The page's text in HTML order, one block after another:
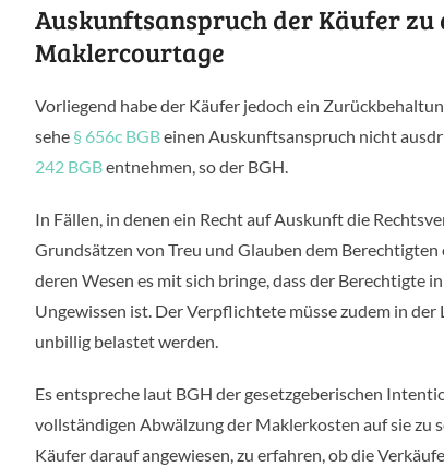
Auskunftsanspruch der Käufer
Maklercourtage
Vorliegend habe der Käufer jedoch ein
sehe § 656c BGBeinen Auskunftsanspruch nicht
242 BGBentnehmen, so der BGH.
In Fällen, in denen ein Recht auf Auskunft die
Grundsätzen von Treu und Glauben dem
deren Wesen es mit sich bringe, dass der Berechtigte
Ungewissen ist. Der Verpflichtete müsse zudem in
unbillig belastet werden.
Es entspreche laut BGH der gesetzgeberischen
vollständigen Abwälzung der Maklerkosten auf sie zu
Käufer darauf angewiesen, zu erfahren, ob die